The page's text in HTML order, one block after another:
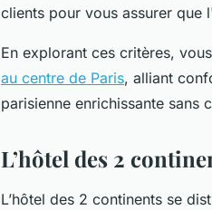
clients pour vous assurer que
En explorant ces critères,
au centre de Paris, alliant
parisienne enrichissante sans
L’hôtel des 2
L’hôtel des 2 continents se